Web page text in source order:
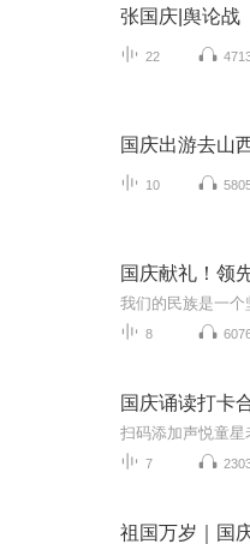
张国庆|舆论战
22
国庆出游去山
10
国庆献礼！领
8
国庆诵读打卡
7
祖国万岁｜国